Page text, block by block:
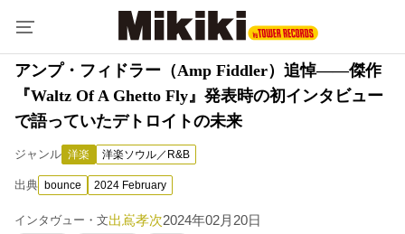
アンプ・フィドラー（Amp Fiddler）追悼――傑作
『Waltz Of A Ghetto Fly』発表時の初インタビュー
で語っていたデトロイトの未来
ジャンル 洋楽 洋楽ソウル／R&B
出典 bounce 2024 February
インタヴュー・文出嶌孝次2024年02月20日